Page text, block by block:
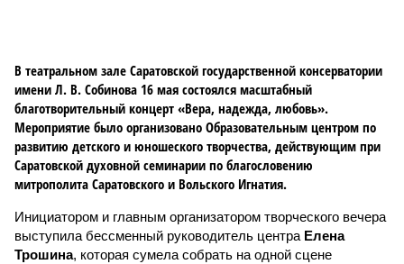
В театральном зале Саратовской государственной консерватории
имени Л. В. Собинова 16 мая состоялся масштабный
благотворительный концерт «Вера, надежда, любовь».
Мероприятие было организовано Образовательным центром по
развитию детского и юношеского творчества, действующим при
Саратовской духовной семинарии по благословению
митрополита Саратовского и Вольского Игнатия.
Инициатором и главным организатором творческого вечера
выступила бессменный руководитель центра Елена
Трошина, которая сумела собрать на одной сцене